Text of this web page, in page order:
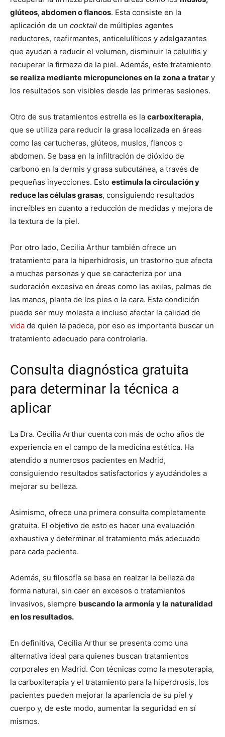
glúteos, abdomen o flancos. Esta consiste en la
aplicación de un cocktail de múltiples agentes
reductores, reafirmantes, anticelulíticos y adelgazantes
que ayudan a reducir el volumen, disminuir la celulitis y
recuperar la firmeza de la piel. Además, este tratamiento
se realiza mediante micropunciones en la zona a tratar y
los resultados son visibles desde las primeras sesiones.
Otro de sus tratamientos estrella es la carboxiterapia,
que se utiliza para reducir la grasa localizada en áreas
como las cartucheras, glúteos, muslos, flancos o
abdomen. Se basa en la infiltración de dióxido de
carbono en la dermis y grasa subcutánea, a través de
pequeñas inyecciones. Esto estimula la circulación y
reduce las células grasas, consiguiendo resultados
increíbles en cuanto a reducción de medidas y mejora de
la textura de la piel.
Por otro lado, Cecilia Arthur también ofrece un
tratamiento para la hiperhidrosis, un trastorno que afecta
a muchas personas y que se caracteriza por una
sudoración excesiva en áreas como las axilas, palmas de
las manos, planta de los pies o la cara. Esta condición
puede ser muy molesta e incluso afectar la calidad de
vida de quien la padece, por eso es importante buscar un
tratamiento adecuado para controlarla.
Consulta diagnóstica gratuita
para determinar la técnica a
aplicar
La Dra. Cecilia Arthur cuenta con más de ocho años de
experiencia en el campo de la medicina estética. Ha
atendido a numerosos pacientes en Madrid,
consiguiendo resultados satisfactorios y ayudándoles a
mejorar su belleza.
Asimismo, ofrece una primera consulta completamente
gratuita. El objetivo de esto es hacer una evaluación
exhaustiva y determinar el tratamiento más adecuado
para cada paciente.
Además, su filosofía se basa en realzar la belleza de
forma natural, sin caer en excesos o tratamientos
invasivos, siempre buscando la armonía y la naturalidad
en los resultados.
En definitiva, Cecilia Arthur se presenta como una
alternativa ideal para quienes buscan tratamientos
corporales en Madrid. Con técnicas como la mesoterapia,
la carboxiterapia y el tratamiento para la hiperdrosis, los
pacientes pueden mejorar la apariencia de su piel y
cuerpo y, de este modo, aumentar la seguridad en sí
mismos.